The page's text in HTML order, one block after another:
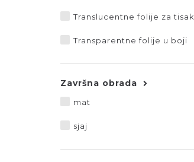
Translucentne folije za tisak
Transparentne folije u boji
Završna obrada
mat
sjaj